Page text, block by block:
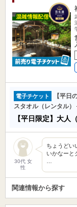
電子チケット
【平日
スタオル（レンタル）
【平日限定】大人
30代 女
性
ちょうどい
いかなーと
関連情報から探す